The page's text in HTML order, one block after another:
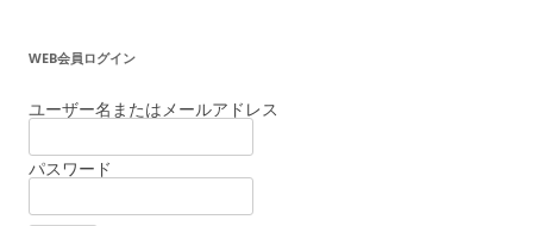
ゲ
ー
ョ
WEB会員ログイン
ユーザー名またはメールアドレス
パスワード